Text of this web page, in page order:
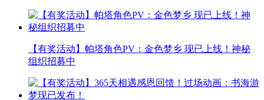
【有奖活动】帕塔角色PV：金色梦乡 现已上线！神秘
组织招募中